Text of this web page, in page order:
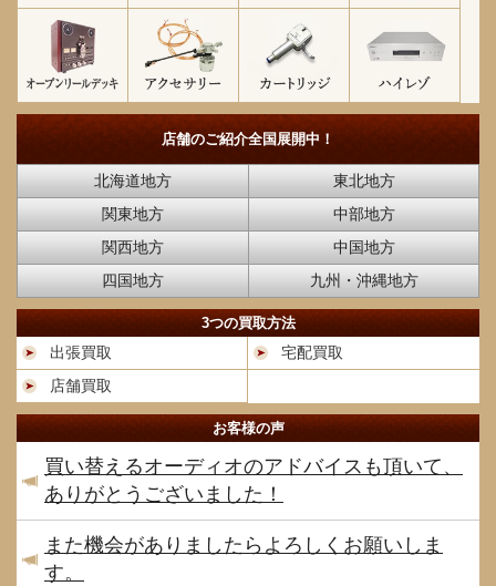
店舗のご紹介全国展開中！
北海道地方
東北地方
関東地方
中部地方
関西地方
中国地方
四国地方
九州・沖縄地方
3つの買取方法
出張買取
宅配買取
店舗買取
お客様の声
買い替えるオーディオのアドバイスも頂いて、
ありがとうございました！
また機会がありましたらよろしくお願いしま
す。